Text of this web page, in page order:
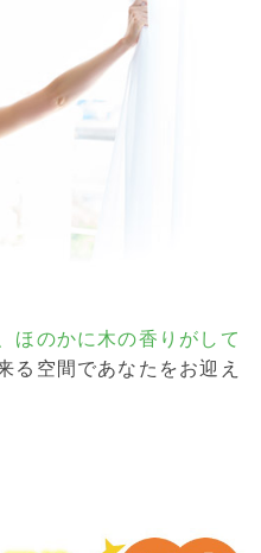
ほのかに木の香りがして
る空間であなたをお迎え